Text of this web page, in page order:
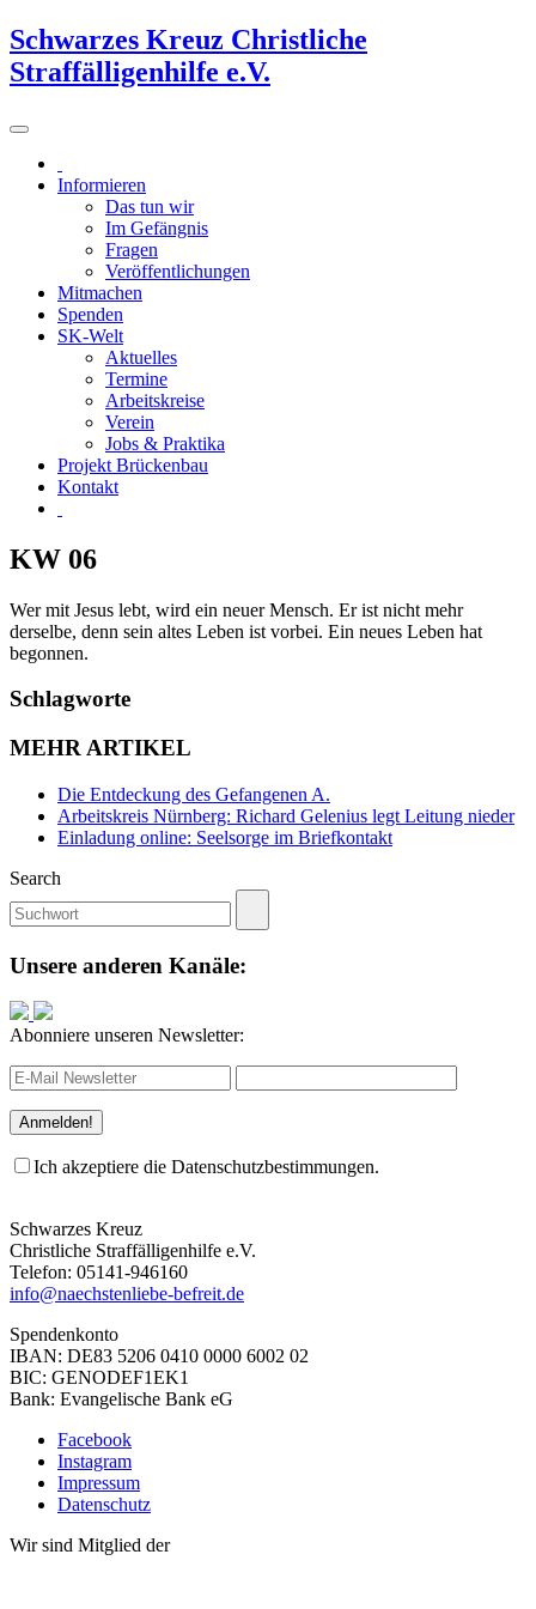
Schwarzes Kreuz Christliche
Straffälligenhilfe e.V.
Informieren
Das tun wir
Im Gefängnis
Fragen
Veröffentlichungen
Mitmachen
Spenden
SK-Welt
Aktuelles
Termine
Arbeitskreise
Verein
Jobs & Praktika
Projekt Brückenbau
Kontakt
KW 06
Wer mit Jesus lebt, wird ein neuer Mensch. Er ist nicht mehr
derselbe, denn sein altes Leben ist vorbei. Ein neues Leben hat
begonnen.
Schlagworte
MEHR ARTIKEL
Die Entdeckung des Gefangenen A.
Arbeitskreis Nürnberg: Richard Gelenius legt Leitung nieder
Einladung online: Seelsorge im Briefkontakt
Search
Unsere anderen Kanäle:
Abonniere unseren Newsletter:
Ich akzeptiere die Datenschutzbestimmungen.
Schwarzes Kreuz
Christliche Straffälligenhilfe e.V.
Telefon: 05141-946160
info@naechstenliebe-befreit.de
Spendenkonto
IBAN: DE83 5206 0410 0000 6002 02
BIC: GENODEF1EK1
Bank: Evangelische Bank eG
Facebook
Instagram
Impressum
Datenschutz
Wir sind Mitglied der